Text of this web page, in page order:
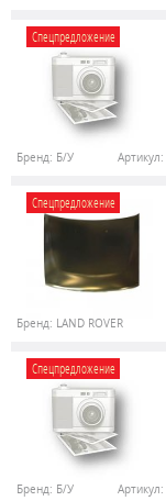
Спецпредложение
Бренд: Б/У Артикул:
Спецпредложение
Бренд: LAND ROVER
Спецпредложение
Бренд: Б/У Артикул: